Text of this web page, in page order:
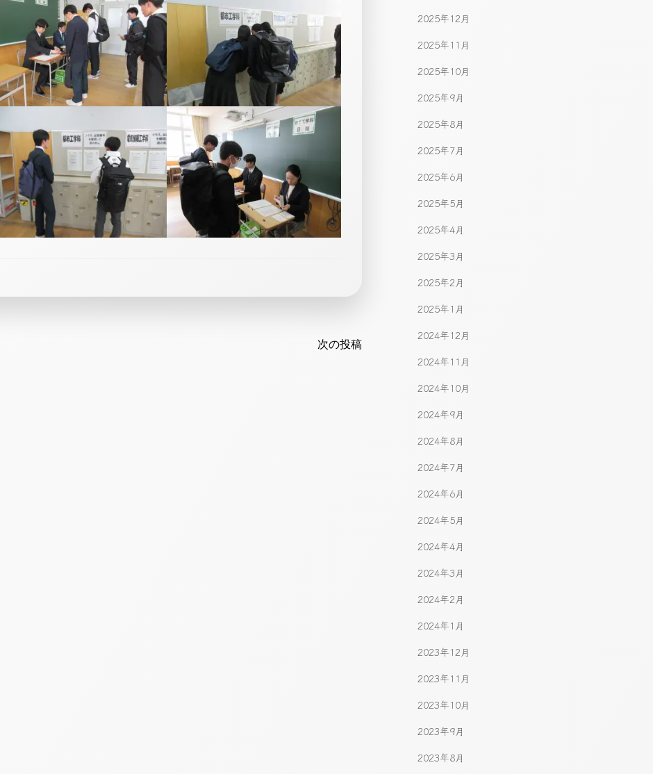
navigation
次の投稿
2025年12月
2025年11月
2025年10月
2025年9月
2025年8月
2025年7月
2025年6月
2025年5月
2025年4月
2025年3月
2025年2月
2025年1月
2024年12月
2024年11月
2024年10月
2024年9月
2024年8月
2024年7月
2024年6月
2024年5月
2024年4月
2024年3月
2024年2月
2024年1月
2023年12月
2023年11月
2023年10月
2023年9月
2023年8月